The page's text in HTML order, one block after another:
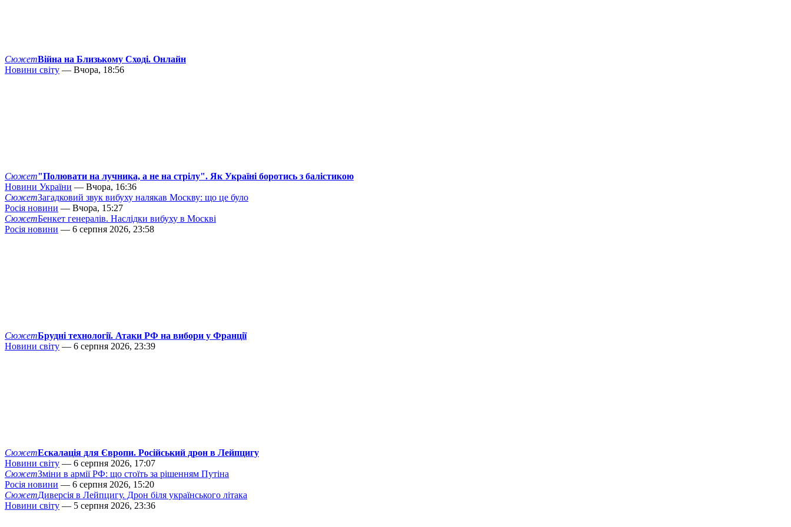
СюжетВійна на Близькому Сході. Онлайн
Новини світу — Вчора, 18:56
Сюжет"Полювати на лучника, а не на стрілу". Як Україні боротись з балістикою
Новини України — Вчора, 16:36
СюжетЗагадковий звук вибуху налякав Москву: що це було
Росія новини — Вчора, 15:27
СюжетБенкет генералів. Наслідки вибуху в Москві
Росія новини — 6 серпня 2026, 23:58
СюжетБрудні технології. Атаки РФ на вибори у Франції
Новини світу — 6 серпня 2026, 23:39
СюжетЕскалація для Європи. Російський дрон в Лейпцигу
Новини світу — 6 серпня 2026, 17:07
СюжетЗміни в армії РФ: що стоїть за рішенням Путіна
Росія новини — 6 серпня 2026, 15:20
СюжетДиверсія в Лейпцигу. Дрон біля українського літака
Новини світу — 5 серпня 2026, 23:36